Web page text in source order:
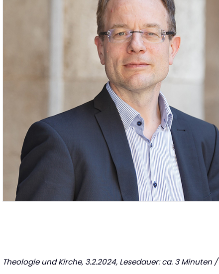
Theologie und Kirche, 3.2.2024, Lesedauer: ca. 3 Minuten /